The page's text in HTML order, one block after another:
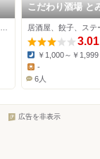
こだわり酒場 と
居酒屋、餃子、ステ
3.01
Dinner:
￥1,000～￥1,999
-
6人
広告を非表示